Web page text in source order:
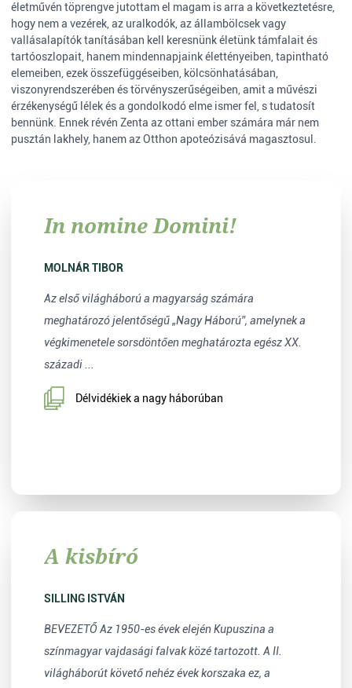
életművén töprengve jutottam el magam is arra a következtetésre,
hogy nem a vezérek, az uralkodók, az állambölcsek vagy
vallásalapítók tanításában kell keresnünk életünk támfalait és
tartóoszlopait, hanem mindennapjaink élettényeiben, tapintható
elemeiben, ezek összefüggéseiben, kölcsönhatásában,
viszonyrendszerében és törvényszerűségeiben, amit a művészi
érzékenységű lélek és a gondolkodó elme ismer fel, s tudatosít
bennünk. Ennek révén Zenta az ottani ember számára már nem
pusztán lakhely, hanem az Otthon apoteózisává magasztosul.
In nomine Domini!
MOLNÁR TIBOR
Az első világháború a magyarság számára
meghatározó jelentőségű „Nagy Háború”, amelynek a
végkimenetele sorsdöntően meghatározta egész XX.
századi ...
Délvidékiek a nagy háborúban
A kisbíró
SILLING ISTVÁN
BEVEZETŐ Az 1950-es évek elején Kupuszina a
színmagyar vajdasági falvak közé tartozott. A II.
világháborút követő nehéz évek korszaka ez, a